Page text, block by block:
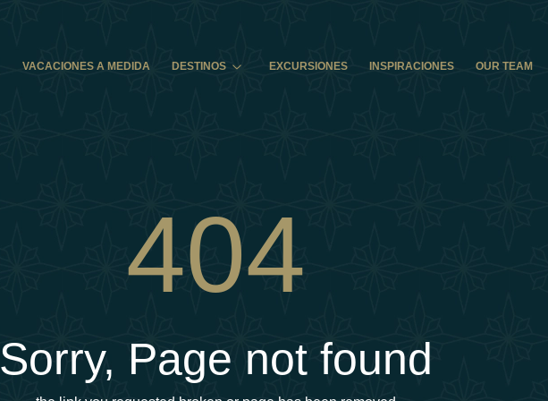
VACACIONES A MEDIDA
DESTINOS EXCURSIONES INSPIRACIONES OUR TEAM
404
Sorry, Page not found